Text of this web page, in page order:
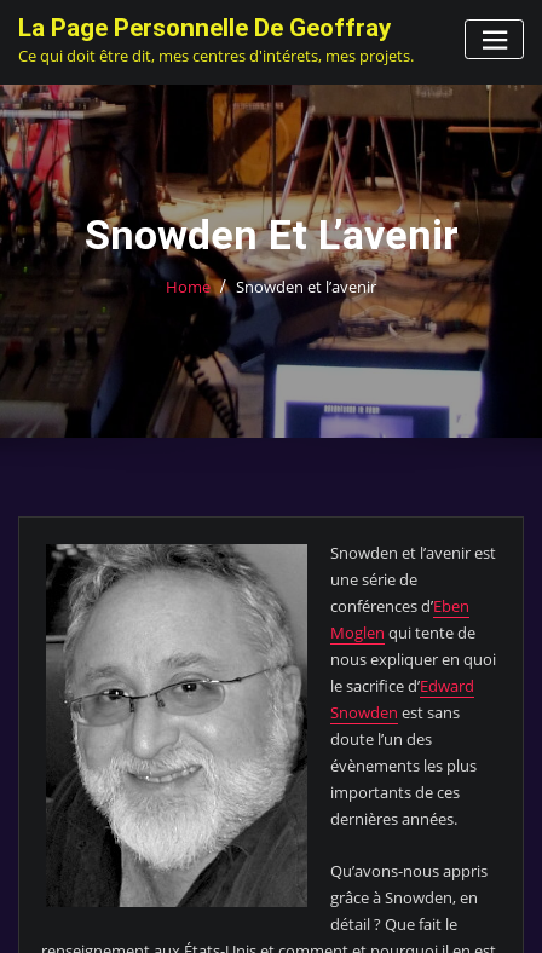
content
La Page Personnelle De Geoffray
Ce qui doit être dit, mes centres d'intérets, mes projets.
Snowden Et L’avenir
Home Snowden et l’avenir
Snowden et l’avenir est
une série de
conférences d’Eben
Moglen qui tente de
nous expliquer en quoi
le sacrifice d’Edward
Snowden est sans
doute l’un des
évènements les plus
importants de ces
dernières années.
Qu’avons-nous appris
grâce à Snowden, en
détail ? Que fait le